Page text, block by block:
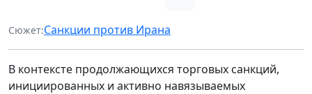
Сюжет:Санкции против Ирана
В контексте продолжающихся торговых санкций,
инициированных и активно навязываемых